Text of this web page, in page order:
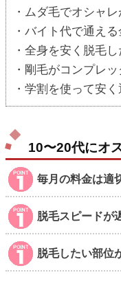
・ムダ毛でオシャ
・バイト代で通え
・全身を安く脱毛
・剛毛がコンプレ
・学割を使って安
10〜20代にオ
毎月の料金は適
脱毛スピードが
脱毛したい部位